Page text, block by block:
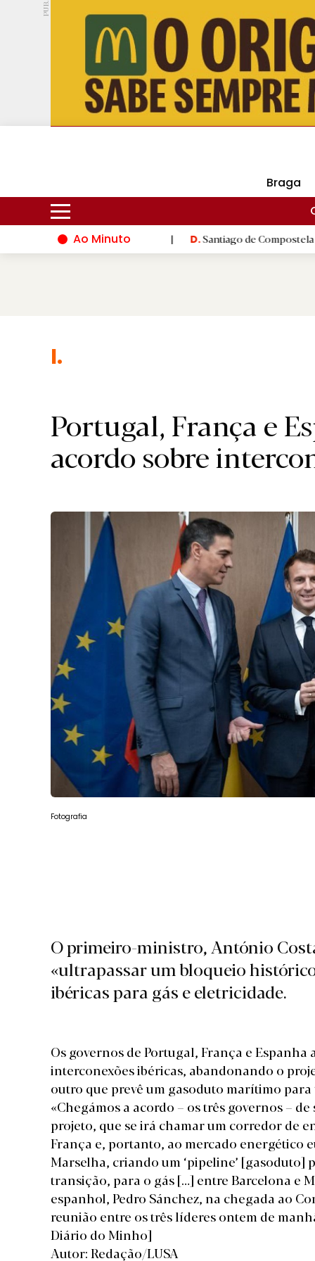
PUB.
Hoje 17ºC 30ºC DMtv
Braga
Ao Minuto
do mundo da moda | Santiago de Compostela inaugura
Int
Portugal, França e
acordo sobre
Fotografia
O primeiro-ministro, António
«ultrapassar um bloqueio
ibéricas para gás e eletricidade.
Os governos de Portugal, França e
interconexões ibéricas, abandonando o
outro que prevê um gasoduto marítimo
«Chegámos a acordo – os três governos –
projeto, que se irá chamar um corredor de
França e, portanto, ao mercado energético
Marselha, criando um ‘pipeline’ [gasoduto]
transição, para o gás […] entre Barcelona e
espanhol, Pedro Sánchez, na chegada ao
reunião entre os três líderes ontem de
Diário do Minho]
Autor: Redação/LUSA